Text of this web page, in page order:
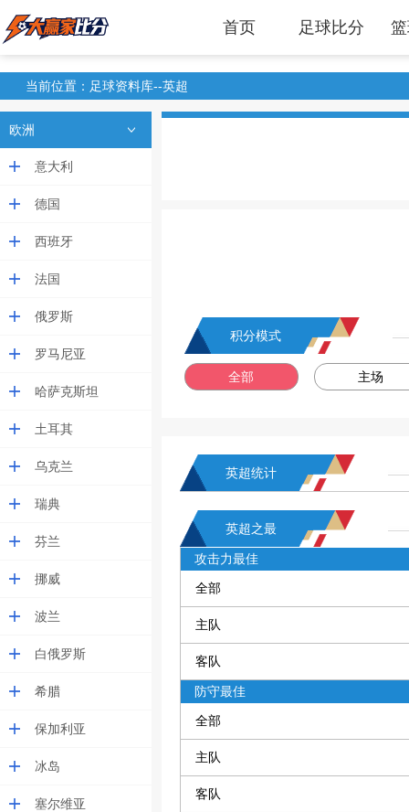
首页 足球比分
当前位置：足球资料库--英超
欧洲
意大利
德国
西班牙
法国
俄罗斯
罗马尼亚
哈萨克斯坦
土耳其
乌克兰
瑞典
芬兰
挪威
波兰
白俄罗斯
希腊
保加利亚
冰岛
塞尔维亚
积分模式
全部 主场
英超统计
英超之最
攻击力最佳
全部
主队
客队
防守最佳
全部
主队
客队